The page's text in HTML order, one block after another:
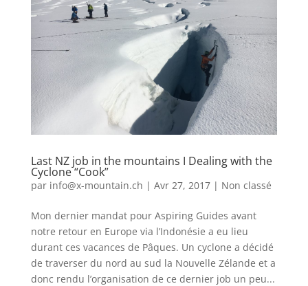
Last NZ job in the mountains I Dealing with the
Cyclone “Cook”
par info@x-mountain.ch | Avr 27, 2017| Non classé
Mon dernier mandat pour Aspiring Guides avant
notre retour en Europe via l’Indonésie a eu lieu
durant ces vacances de Pâques. Un cyclone a décidé
de traverser du nord au sud la Nouvelle Zélande et a
donc rendu l’organisation de ce dernier job un peu...